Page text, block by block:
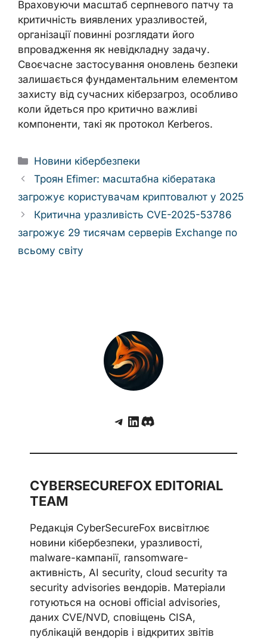
Враховуючи масштаб серпневого патчу та
критичність виявлених уразливостей,
організації повинні розглядати його
впровадження як невідкладну задачу.
Своєчасне застосування оновлень безпеки
залишається фундаментальним елементом
захисту від сучасних кіберзагроз, особливо
коли йдеться про критично важливі
компоненти, такі як протокол Kerberos.
Categories
Новини кібербезпеки
Троян Efimer: масштабна кібератака
загрожує користувачам криптовалют у 2025
Критична уразливість CVE-2025-53786
загрожує 29 тисячам серверів Exchange по
всьому світу
Telegram
LinkedIn
Discord
CYBERSECUREFOX EDITORIAL
TEAM
Редакція CyberSecureFox висвітлює
новини кібербезпеки, уразливості,
malware-кампанії, ransomware-
активність, AI security, cloud security та
security advisories вендорів. Матеріали
готуються на основі official advisories,
даних CVE/NVD, сповіщень CISA,
публікацій вендорів і відкритих звітів